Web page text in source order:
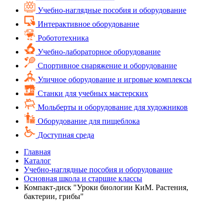
Учебно-наглядные пособия и оборудование
Интерактивное оборудование
Робототехника
Учебно-лабораторное оборудование
Спортивное снаряжение и оборудование
Уличное оборудование и игровые комплексы
Cтанки для учебных мастерских
Мольберты и оборудование для художников
Оборудование для пищеблока
Доступная среда
Главная
Каталог
Учебно-наглядные пособия и оборудование
Основная школа и старшие классы
Компакт-диск "Уроки биологии КиМ. Растения,
бактерии, грибы"